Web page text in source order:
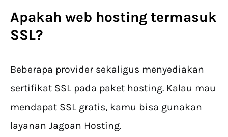
Apakah web hosting termasuk
SSL?
Beberapa provider sekaligus menyediakan
sertifikat SSL pada paket hosting. Kalau mau
mendapat SSL gratis, kamu bisa gunakan
layanan Jagoan Hosting.